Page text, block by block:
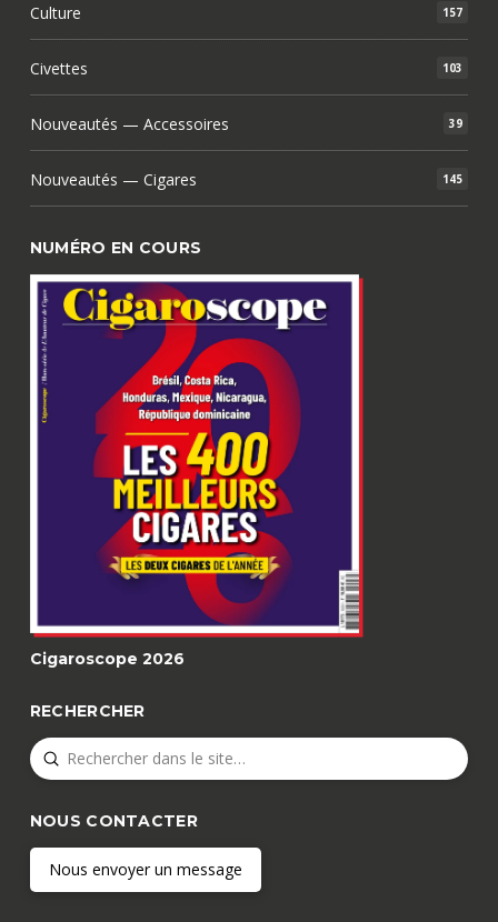
Culture 157
Civettes 103
Nouveautés — Accessoires 39
Nouveautés — Cigares 145
NUMÉRO EN COURS
Cigaroscope 2026
RECHERCHER
Search
Submit
NOUS CONTACTER
Nous envoyer un message